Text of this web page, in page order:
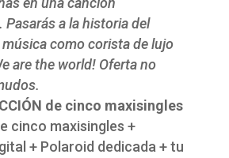
Pasarás a la historia del
como corista de lujo
are the world! Oferta no
de cinco maxisingles
cinco maxisingles +
+ Polaroid dedicada + tu